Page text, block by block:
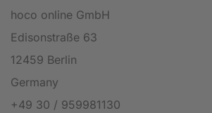
hoco online GmbH
Edisonstraße 63
12459 Berlin
Germany
+49 30 / 959981130